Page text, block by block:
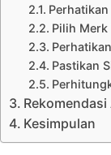
Pilih Merk
Pastikan
Kesimpulan